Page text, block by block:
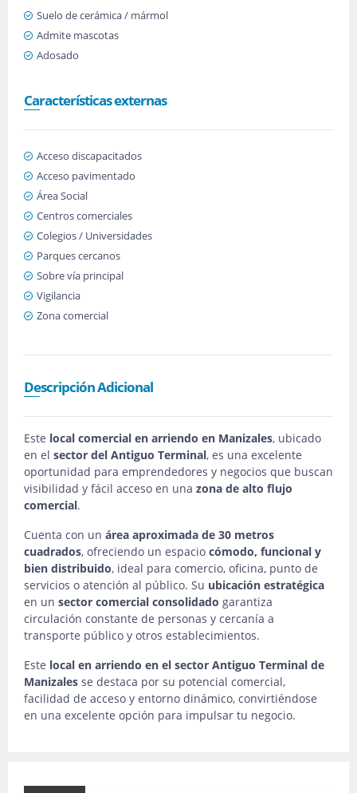
Suelo de cerámica / mármol
Admite mascotas
Adosado
Características externas
Acceso discapacitados
Acceso pavimentado
Área Social
Centros comerciales
Colegios / Universidades
Parques cercanos
Sobre vía principal
Vigilancia
Zona comercial
Descripción Adicional
Este local comercial en arriendo en Manizales, ubicado
en el sector del Antiguo Terminal, es una excelente
oportunidad para emprendedores y negocios que buscan
visibilidad y fácil acceso en una zona de alto flujo
comercial.
Cuenta con un área aproximada de 30 metros
cuadrados, ofreciendo un espacio cómodo, funcional y
bien distribuido, ideal para comercio, oficina, punto de
servicios o atención al público. Su ubicación estratégica
en un sector comercial consolidado garantiza
circulación constante de personas y cercanía a
transporte público y otros establecimientos.
Este local en arriendo en el sector Antiguo Terminal de
Manizales se destaca por su potencial comercial,
facilidad de acceso y entorno dinámico, convirtiéndose
en una excelente opción para impulsar tu negocio.